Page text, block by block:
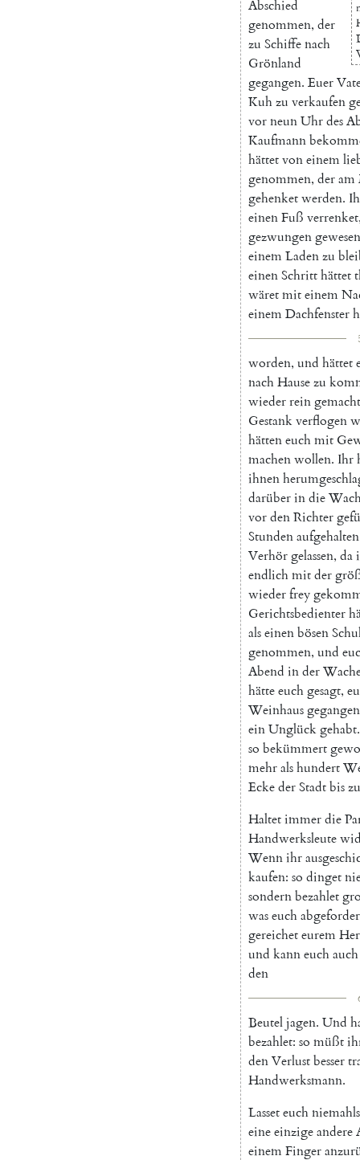
Abschied
genommen, der
zu Schiffenach
Grönland
gegangen. Euer
Kuhzu verkaufen
vorneunUhrdes
Kaufmann
hättetvoneinem
genommen, deram
gehenketwerden.
einenFuß verrenket
gezwungengewesen
einemLadenzu
einenSchritthättet
wäretmiteinem
einemDachfenster
worden, und hättet
nachHausezu
wiederreingemacht
Gestankverflogen
hätteneuchmit
machenwollen. Ihr
ihnen
darüberindie
vordenRichter
Stundenaufgehalten
Verhörgelassen, da
endlichmitder
wiederfrey
Gerichtsbedienter
alseinenbösen
genommen, und
Abend inder
hätteeuchgesagt,
Weinhausgegangen
einUnglückgehabt.
so bekümmert
mehralshundert
EckederStadtbis
Haltetimmerdie
Handwerksleute
Wennihr
kaufen: so dinget
sondernbezahlet
waseuch
gereicheteurem
und kanneuchauch
den
Beuteljagen. Und
bezahlet: so müßt
denVerlustbesser
Handwerksmann.
Lasseteuchniemahls
eineeinzigeandere
einemFinger